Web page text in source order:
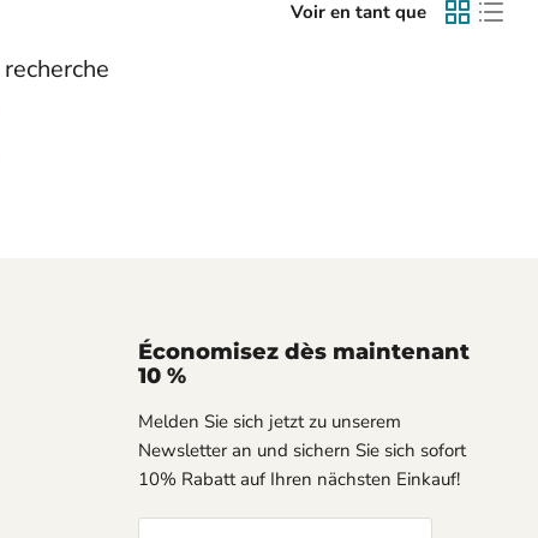
Voir en tant que
Économisez dès maintenant
10 %
Melden Sie sich jetzt zu unserem
Newsletter an und sichern Sie sich sofort
10% Rabatt auf Ihren nächsten Einkauf!